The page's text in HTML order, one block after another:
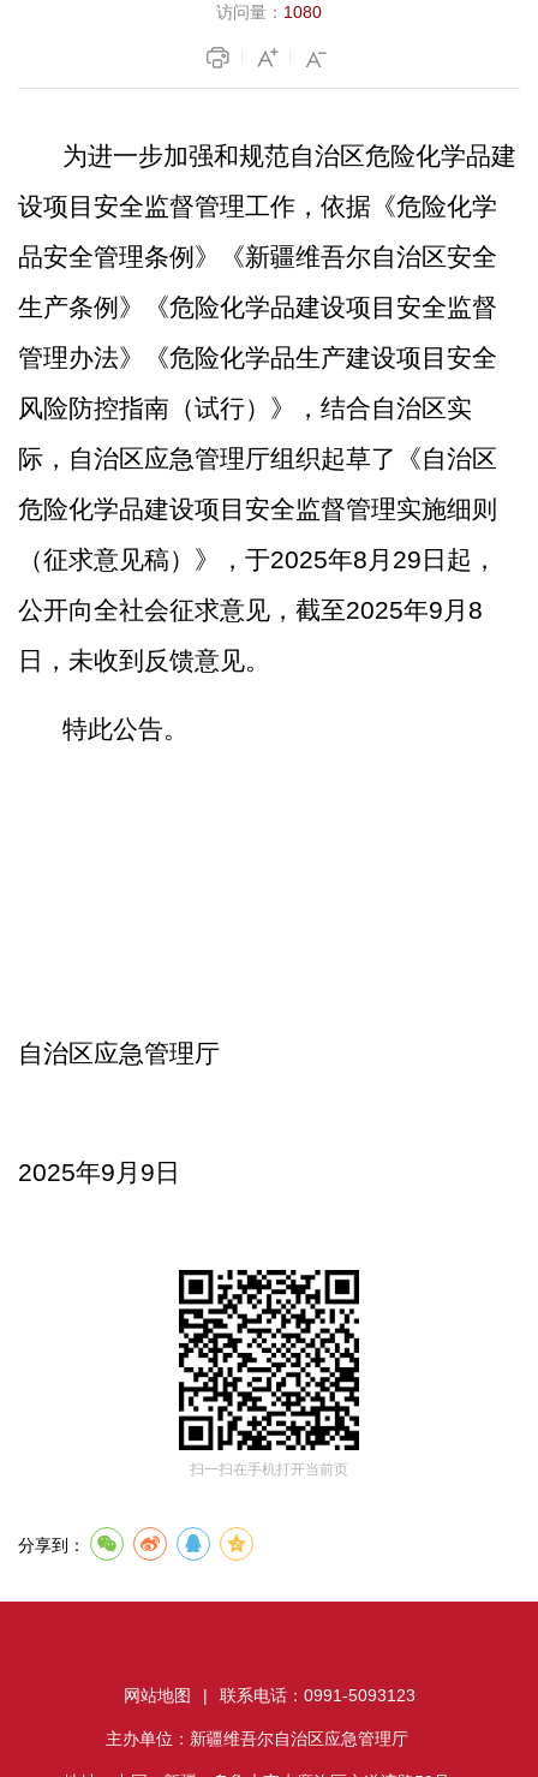
访问量： 1080
为进一步加强和规范自治区危险化学品建
设项目安全监督管理工作，依据《危险化学
品安全管理条例》《新疆维吾尔自治区安全
生产条例》《危险化学品建设项目安全监督
管理办法》《危险化学品生产建设项目安全
风险防控指南（试行） 》，结合自治区实
际，自治区应急管理厅组织起草了《自治区
危险化学品建设项目安全监督管理实施细则
（征求意见稿）》， 于2025年8月29日起，
公开向全社会征求意见，截至2025年9月8
日，未收到反馈意见。
特此公告。
自治区应急管理厅
2025年9月9日
扫一扫在手机打开当前页
分享到：
网站地图 | 联系电话：0991-5093123
主办单位：新疆维吾尔自治区应急管理厅